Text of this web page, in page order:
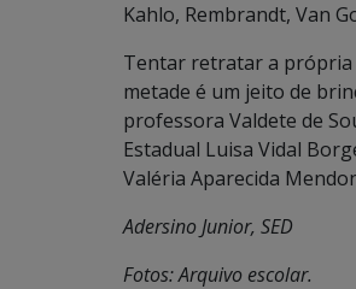
Kahlo, Rembrandt, Van
Tentar retratar a própria
metade é um jeito de
professora Valdete de
Estadual Luisa Vidal
Valéria Aparecida
Adersino Junior, SED
Fotos: Arquivo escolar.